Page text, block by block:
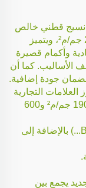
نسيج قطني خالص
عالي الجودة بنسبة 100% ومنسوج بوزن 230 جم/م²، ويتميز
وأكمام قصيرة
الأساليب. كما أن
جودة إضافية.
التجارية
العالمية، مع تشكيلة من الأقمشة تتراوح بين 190 جم/م² و600
لدينا آلات طباعة مستوردة (مثل Brother GTX...) بالإضافة إلى
من 100 تصميم جديد يجمع بين